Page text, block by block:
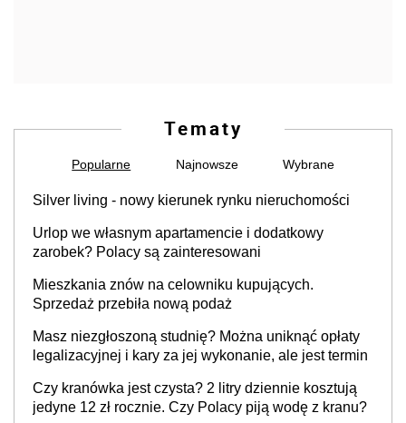
Tematy
Popularne Najnowsze Wybrane
Silver living - nowy kierunek rynku nieruchomości
Urlop we własnym apartamencie i dodatkowy
zarobek? Polacy są zainteresowani
Mieszkania znów na celowniku kupujących.
Sprzedaż przebiła nową podaż
Masz niezgłoszoną studnię? Można uniknąć opłaty
legalizacyjnej i kary za jej wykonanie, ale jest termin
Czy kranówka jest czysta? 2 litry dziennie kosztują
jedyne 12 zł rocznie. Czy Polacy piją wodę z kranu?